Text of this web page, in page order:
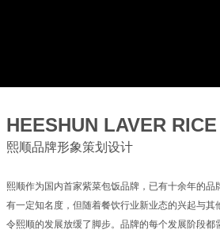
HEESHUN LAVER RICE
熙顺品牌形象策划设计
熙顺作为国内首家紫菜包饭品牌，已有十余年的品
有一定知名度，但随着餐饮行业新业态的兴起与其
令熙顺的发展放缓了脚步。品牌的每个发展阶段都